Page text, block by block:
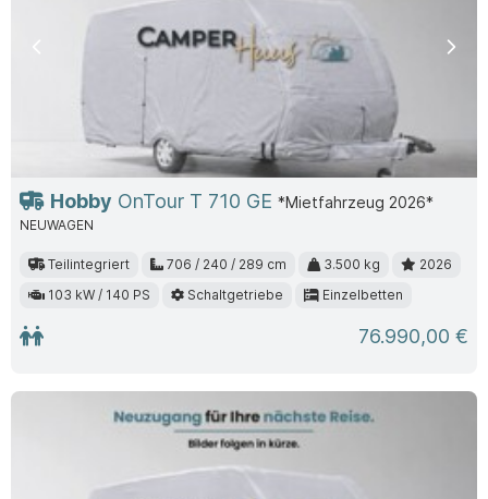
Hobby OnTour T 710 GE *Mietfahrzeug 2026*
NEUWAGEN
Teilintegriert 706 / 240 / 289 cm 3.500 kg
2026
103 kW / 140 PS
Schaltgetriebe Einzelbetten
76.990,00 €